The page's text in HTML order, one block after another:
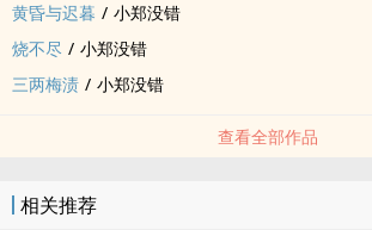
黄昏与迟暮 / 小郑没错
烧不尽 / 小郑没错
三两梅渍 / 小郑没错
查看全部作品
相关推荐